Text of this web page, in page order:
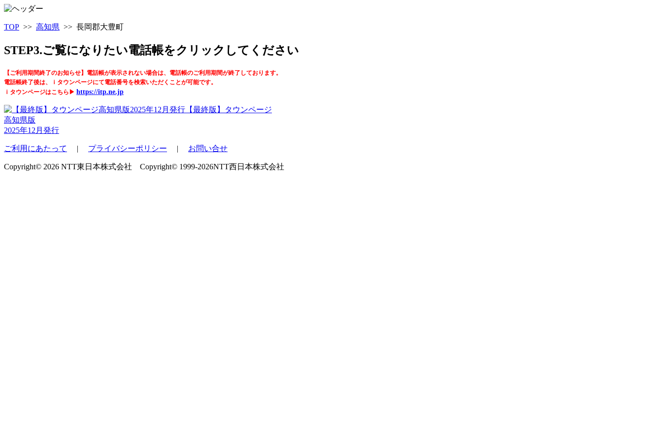
TOP >> 高知県 >> 長岡郡大豊町
STEP3.ご覧になりたい電話帳をクリックしてください
【ご利用期間終了のお知らせ】電話帳が表示されない場合は、電話帳のご利用期間が終了しております。
電話帳終了後は、ｉタウンページにて電話番号を検索いただくことが可能です。
ｉタウンページはこちら▶ https://itp.ne.jp
【最終版】タウンページ
高知県版
2025年12月発行
ご利用にあたって | プライバシーポリシー | お問い合せ
Copyright© 2026 NTT東日本株式会社 Copyright© 1999-2026NTT西日本株式会社